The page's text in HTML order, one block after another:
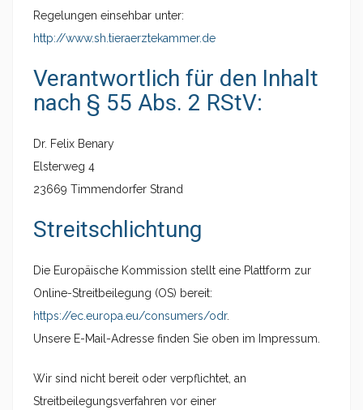
Regelungen einsehbar unter:
http://www.sh.tieraerztekammer.de
Verantwortlich für den Inhalt
nach § 55 Abs. 2 RStV:
Dr. Felix Benary
Elsterweg 4
23669 Timmendorfer Strand
Streitschlichtung
Die Europäische Kommission stellt eine Plattform zur
Online-Streitbeilegung (OS) bereit:
https://ec.europa.eu/consumers/odr.
Unsere E-Mail-Adresse finden Sie oben im Impressum.
Wir sind nicht bereit oder verpflichtet, an
Streitbeilegungsverfahren vor einer